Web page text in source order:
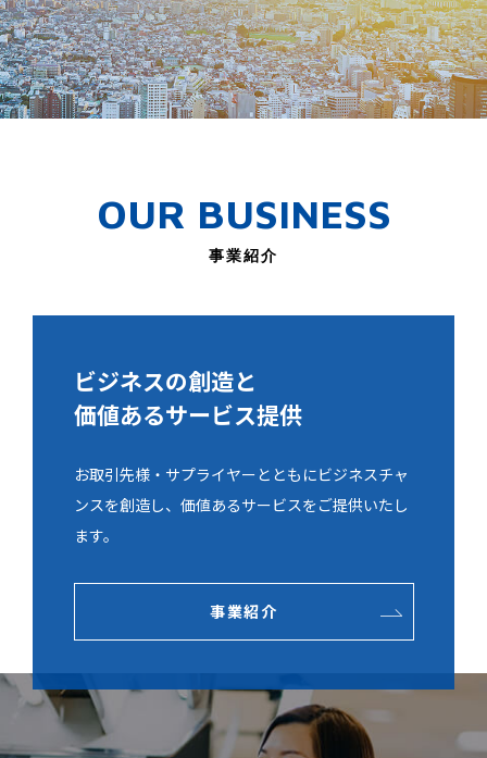
OUR BUSINESS
事業紹介
ビジネスの創造と
価値あるサービス提供
お取引先様・サプライヤーとともにビジネスチャ
ンスを創造し、価値あるサービスをご提供いたし
ます。
事業紹介